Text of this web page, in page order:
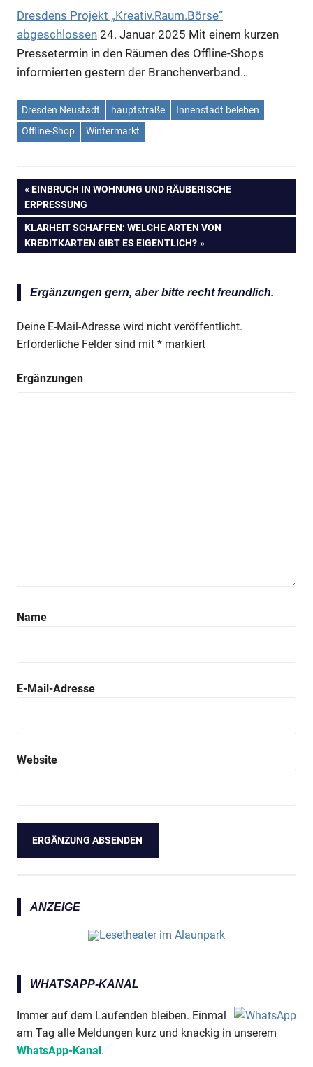
Dresdens Projekt „Kreativ.Raum.Börse“
abgeschlossen 24. Januar 2025 Mit einem kurzen
Pressetermin in den Räumen des Offline-Shops
informierten gestern der Branchenverband…
Dresden Neustadt hauptstraße
Innenstadt beleben
Offline-Shop
Wintermarkt
Beitragsnavigation
VORHERIGER
BEITRAG:
EINBRUCH IN WOHNUNG UND RÄUBERISCHE
ERPRESSUNG
NÄCHSTER
BEITRAG:
KLARHEIT SCHAFFEN: WELCHE ARTEN VON
KREDITKARTEN GIBT ES EIGENTLICH?
Ergänzungen gern, aber bitte recht freundlich.
Deine E-Mail-Adresse wird nicht veröffentlicht.
Erforderliche Felder sind mit * markiert
Ergänzungen
Name
E-Mail-Adresse
Website
ANZEIGE
WHATSAPP-KANAL
Immer auf dem Laufenden bleiben. Einmal
am Tag alle Meldungen kurz und knackig in unserem
WhatsApp-Kanal.